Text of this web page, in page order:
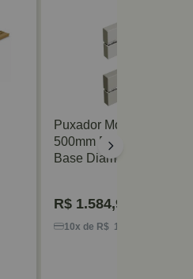
Puxador Moma Duplo
500mm Branco Com
Base Diamond Zen
R$ 1.584,95
10x de R$ 158,49